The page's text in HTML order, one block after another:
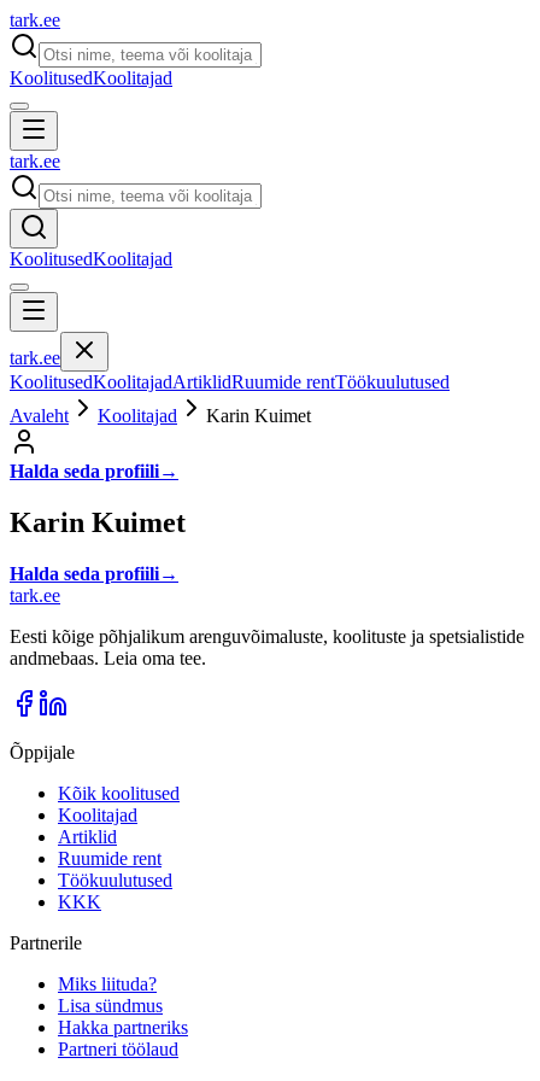
tark.ee
KoolitusedKoolitajad
tark.ee
KoolitusedKoolitajad
tark.ee
KoolitusedKoolitajadArtiklidRuumide rentTöökuulutused
Avaleht
Koolitajad Karin Kuimet
Halda seda profiili→
Karin Kuimet
Halda seda profiili→
tark.ee
Eesti kõige põhjalikum arenguvõimaluste, koolituste ja spetsialistide
andmebaas. Leia oma tee.
Õppijale
Kõik koolitused
Koolitajad
Artiklid
Ruumide rent
Töökuulutused
KKK
Partnerile
Miks liituda?
Lisa sündmus
Hakka partneriks
Partneri töölaud